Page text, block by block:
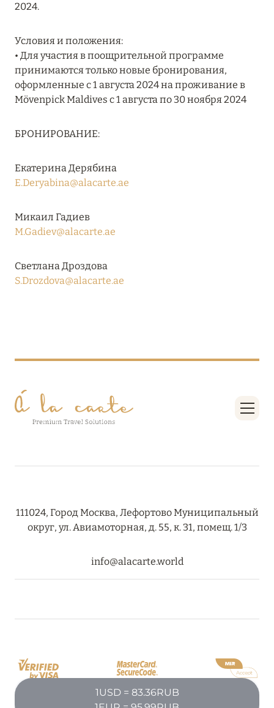
MANDARIN ORIENTAL JUMEIRA — SUITE
Подробнее
13 мая 2025
DUBAI AT JUMEIRAH BEACH ПО ЛУЧШИМ
Подробнее
ATLANTIS THE PALM: НОВЫЙ ПАКЕТ
Подробнее
РАЗМЕЩЕНИЕ ВЕСНОЙ
КОНЦЕПЦИЯ «ВСЁ ВКЛЮЧЕНО – ВСЁ
HÔTEL BARRIÈRE LES NEIGES
Подробнее
2024.
Условия и положения:
• Для участия в поощрительной программе
принимаются только новые бронирования,
оформленные с 1 августа 2024 на проживание в
Mövenpick Maldives с 1 августа по 30 ноября 2024
БРОНИРОВАНИЕ:
Екатерина Дерябина
E.Deryabina@alacarte.ae
Микаил Гадиев
M.Gadiev@alacarte.ae
Светлана Дроздова
S.Drozdova@alacarte.ae
111024, Город Москва, Лефортово Муниципальный
округ, ул. Авиамоторная, д. 55, к. 31, помещ. 1/3
info@alacarte.world
1USD = 83.36RUB